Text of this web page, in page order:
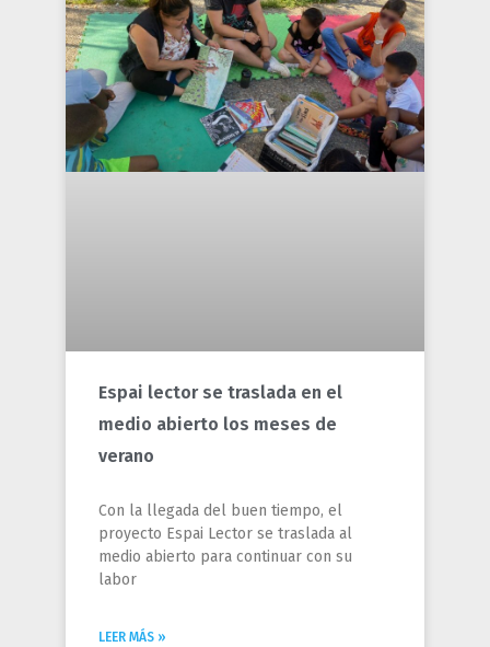
Espai lector se traslada en el
medio abierto los meses de
verano
Con la llegada del buen tiempo, el
proyecto Espai Lector se traslada al
medio abierto para continuar con su
labor
LEER MÁS »